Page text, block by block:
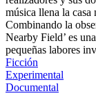
música llena la
Combinando la
Nearby Field’ es
pequeñas labores
Ficción
Experimental
Documental